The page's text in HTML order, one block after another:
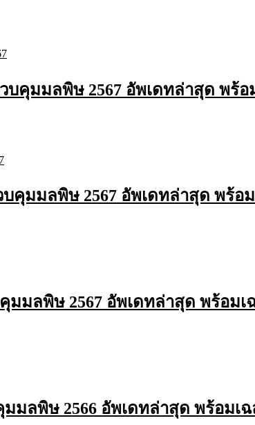
คุมมลพิษ 2567 อัพเดทล่าสุด พร้อ
คุมมลพิษ 2567 อัพเดทล่าสุด พร้อ
มลพิษ 2567 อัพเดทล่าสุด พร้อมเ
ลพิษ 2566 อัพเดทล่าสุด พร้อมเฉ